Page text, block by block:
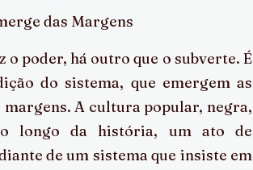
das Margens
poder, há outro que o subverte. É
do sistema, que emergem as
A cultura popular, negra,
longo da história, um ato de
de um sistema que insiste em